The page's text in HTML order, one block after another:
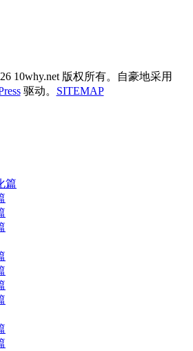
10why.net 版权所有。自豪地采用
驱动。 SITEMAP
篇